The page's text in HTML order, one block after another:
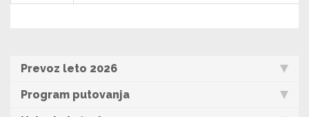
Prevoz leto 2026
Program putovanja